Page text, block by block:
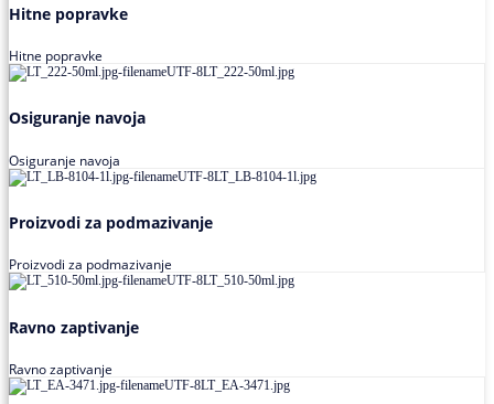
Hitne popravke
Hitne popravke
Osiguranje navoja
Osiguranje navoja
Proizvodi za podmazivanje
Proizvodi za podmazivanje
Ravno zaptivanje
Ravno zaptivanje